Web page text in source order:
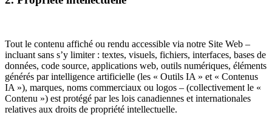
Tout le contenu affiché ou rendu accessible via notre Site Web –
incluant sans s’y limiter : textes, visuels, fichiers, interfaces, bases de
données, code source, applications web, outils numériques, éléments
générés par intelligence artificielle (les « Outils IA » et « Contenus
IA »), marques, noms commerciaux ou logos – (collectivement le «
Contenu ») est protégé par les lois canadiennes et internationales
relatives aux droits de propriété intellectuelle.